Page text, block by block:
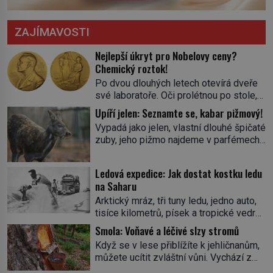
ZAJÍMAVOSTI
Nejlepší úkryt pro Nobelovy ceny?
Chemický roztok!
Po dvou dlouhých letech otevírá dveře
své laboratoře. Oči prolétnou po stole,
aby pak ulpěly na regálu, kde se nachází
všemožné látky. Hledá žluto-oranžovou
tekutinu, jakmile ji zahlédne, nesmírně
se mu uleví. Teď může svůj plán
skrývá směs s názvem lučavka
královská. Svůj přídomek nemá pro nic
za nic, […]
Upíří jelen: Seznamte se, kabar pižmový!
Vypadá jako jelen, vlastní dlouhé špičaté
zuby, jeho pižmo najdeme v parfémech
jediného zástupce zvířecí říše – kabara
pižmového. V Evropě ho jako první
popíše švédský botanik Carl Linné
(1707–1778), jenže v Asii o něm ví už
celá staletí. Zvíře připomíná jelena,
v kohoutku dosahuje […]
Ledová expedice: Jak dostat kostku ledu
na Saharu
Arktický mráz, tři tuny ledu, jedno auto,
tisíce kilometrů, písek a tropické vedro.
To je ve zkratce zdánlivě nesplnitelná
výzva, která se promění v úžasné
dobrodružství a důkaz, že nic není
nemožné. Vše začíná na podzim 1958
Smola: Voňavé a léčivé slzy stromů
Když se v lese přiblížíte k jehličnanům,
můžete ucítit zvláštní vůni. Vychází z